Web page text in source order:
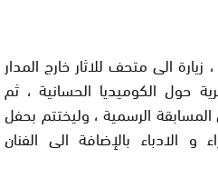
الى متحف للاثار خارج المدار
حول الكوميديا الحسانية ، ثم
الرسمية ، وليختتم بحفل
بالإضافة الى الفنان